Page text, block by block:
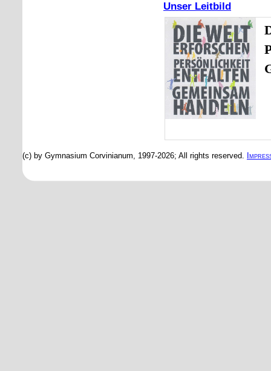
Unser Leitbild
(c) by Gymnasium Corvinianum, 1997-2026; All rights reserved.